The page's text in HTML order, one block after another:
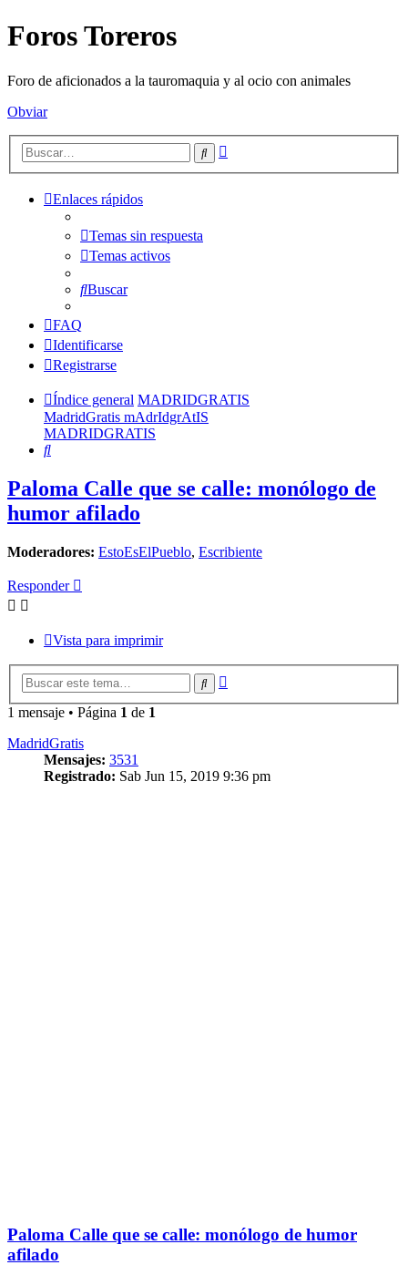
Foros Toreros
Foro de aficionados a la tauromaquia y al ocio con animales
Obviar
Buscar
Enlaces rápidos
Temas sin respuesta
Temas activos
Buscar
FAQ
Identificarse
Registrarse
Índice general MADRIDGRATIS
MadridGratis mAdrIdgrAtIS
MADRIDGRATIS
Buscar
Paloma Calle que se calle: monólogo de
humor afilado
Moderadores: EstoEsElPueblo, Escribiente
Responder
Vista para imprimir
Buscar
1 mensaje • Página 1 de 1
MadridGratis
Mensajes: 3531
Registrado: Sab Jun 15, 2019 9:36 pm
Paloma Calle que se calle: monólogo de humor
afilado